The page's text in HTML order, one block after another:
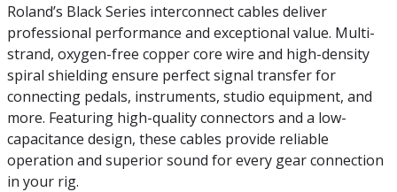
Roland’s Black Series interconnect cables deliver
professional performance and exceptional value. Multi-
strand, oxygen-free copper core wire and high-density
spiral shielding ensure perfect signal transfer for
connecting pedals, instruments, studio equipment, and
more. Featuring high-quality connectors and a low-
capacitance design, these cables provide reliable
operation and superior sound for every gear connection
in your rig.